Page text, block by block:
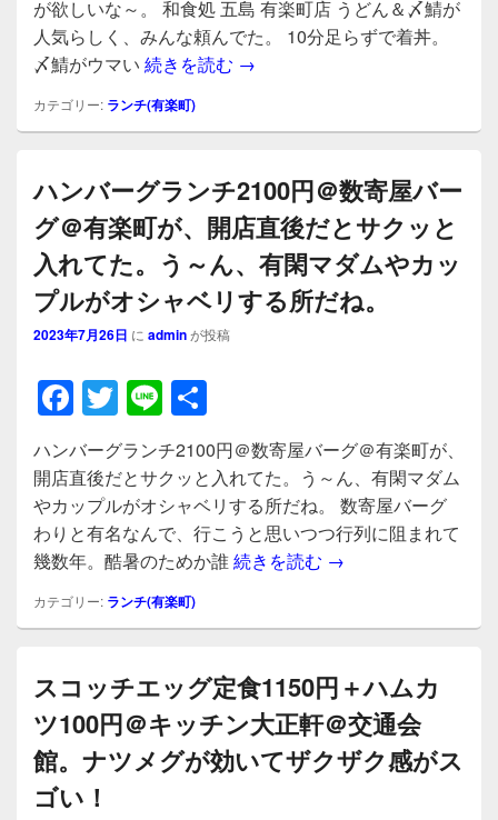
b
o
o
k
が欲しいな～。 和食処 五島 有楽町店 うどん＆〆鯖が
人気らしく、みんな頼んでた。 10分足らずで着丼。
〆鯖がウマい 続きを読む あご出汁五島うどんと炙り〆
→
カテゴリー: ランチ(有楽町)
ハンバーグランチ2100円＠数寄屋バー
グ＠有楽町が、開店直後だとサクッと
入れてた。う～ん、有閑マダムやカッ
プルがオシャベリする所だね。
2023年7月26日 に adminが投稿
F
a
c
e
b
o
o
k
T
wi
tt
er
Li
n
e
有
ハンバーグランチ2100円＠数寄屋バーグ＠有楽町が、
開店直後だとサクッと入れてた。う～ん、有閑マダム
やカップルがオシャベリする所だね。 数寄屋バーグ
わりと有名なんで、行こうと思いつつ行列に阻まれて
幾数年。酷暑のためか誰続きを読む ハンバーグランチ
→
カテゴリー: ランチ(有楽町)
スコッチエッグ定食1150円＋ハムカ
ツ100円＠キッチン大正軒＠交通会
館。ナツメグが効いてザクザク感がス
ゴい！